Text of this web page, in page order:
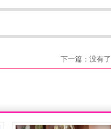
下一篇：没有了